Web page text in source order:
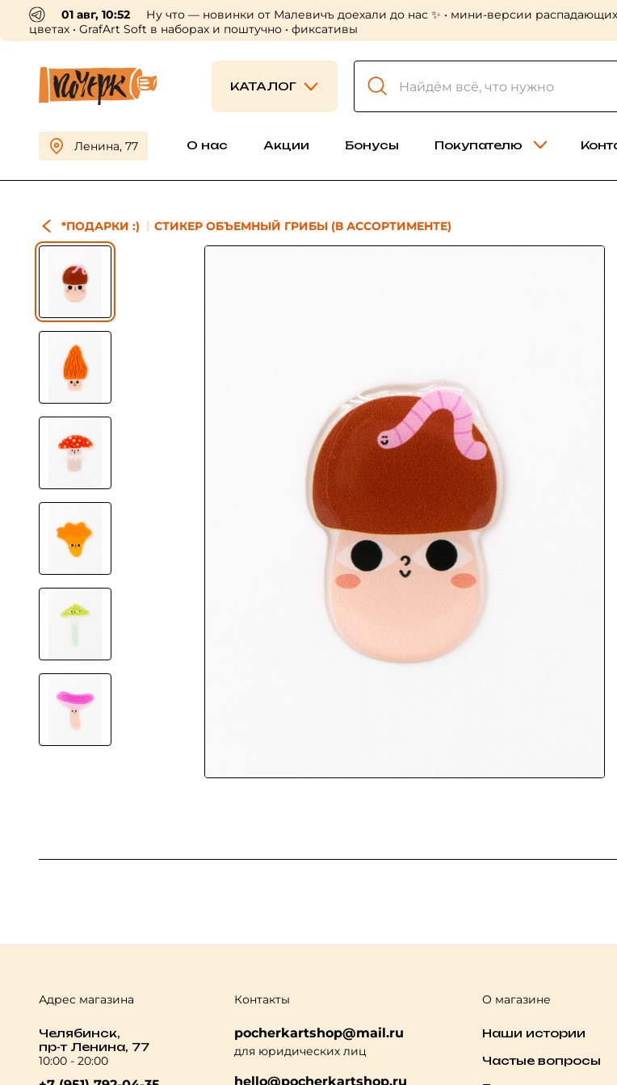
01 авг, 10:52
Ну что — новинки от Малевичъ доехали до нас ✨ • мини-версии
цветах • GrafArt Soft в наборах и поштучно • фиксативы
КАТАЛОГ
Ленина, 77 О нас Акции Бонусы Покупателю
*ПОДАРКИ :) СТИКЕР ОБЪЕМНЫЙ ГРИБЫ (В АССОРТИМЕНТЕ)
Адрес магазина
Челябинск,
пр-т Ленина, 77
10:00 - 20:00
Контакты
pocherkartshop@mail.ru
для юридических лиц
hello@pocherkartshop.ru
О магазине
Наши истории
Частые вопросы